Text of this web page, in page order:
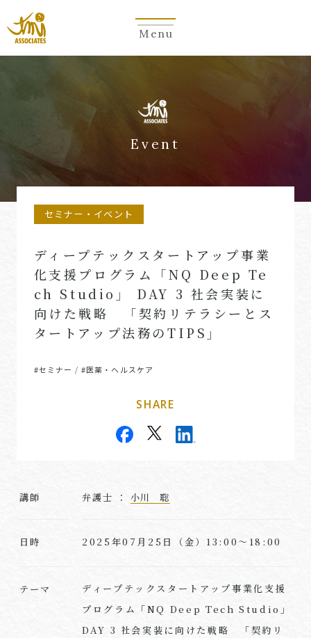
Menu
Event
セミナー・イベント
ディープテックスタートアップ事業
化支援プログラム「NQ Deep Te
ch Studio」 DAY 3 社会実装に
向けた戦略 「契約リテラシーとス
タートアップ法務のTIPS」
#セミナー /#医薬・ヘルスケア
SHARE
講師 弁護士 ： 小川 聡
日時 2025年07月25日（金）13:00～18:00
テーマ
ディープテックスタートアップ事業化支援
プログラム「NQ Deep Tech Studio」
DAY 3 社会実装に向けた戦略 「契約リ